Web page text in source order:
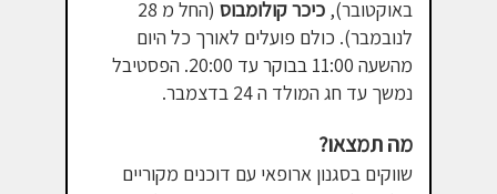
באוקטובר), כיכר קולומבוס
(החל מ 28
לנובמבר). כולם פועלים לאורך כל היום
מהשעה 11:00 בבוקר עד 20:00. הפסטיבל
נמשך עד חג המולד ה 24 בדצמבר.
שווקים בסגנון ארופאי עם דוכנים מקוריים
מה תמצאו?